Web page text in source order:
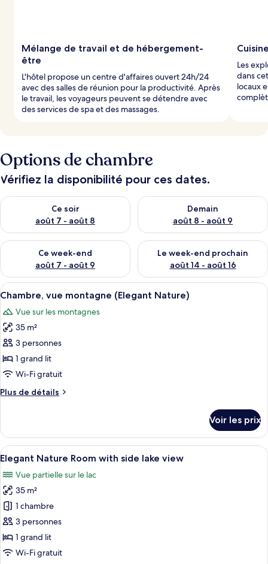
v
Mélange de travail et de hébergement-
être
L'hôtel propose un centre d'affaires ouvert 24h/24
avec des salles de réunion pour la productivité. Après
le travail, les voyageurs peuvent se détendre avec
des services de spa et des massages.
Les
dans
locaux
Options de chambre
Vérifiez la disponibilité pour ces dates.
Ce soir
août 7 - août 8
Vérifier la disponibilité pour ce soir août 7 - août 8
Demain
août 8 - août 9
Vérifier la disponibilité pour
Ce week-end
août 7 - août 9
Vérifier la disponibilité pour ce week-end août 7 - août 9
Le week-end prochain
août 14 - août 16
Vérifier la disponibilité pour
Afficher
toutes
les
photos
pour
ce
type
chambre :
montagne
(Elegant
Nature)
Une chambre d’hôtel avec un lit,
6
Chambre, vue montagne (Elegant Nature)
Vue sur les montagnes
35 m²
3 personnes
1 grand lit
Wi-Fi gratuit
Plus de détails
Plus
le
type
de
chambre
Chambre,
vue
montagne
(Elegant
Nature)
Voir les prix
Afficher
toutes
les
photos
pour
ce
type
de
Une chambre d’hôtel avec un
5
Elegant Nature Room with side lake view
Vue partielle sur le lac
35 m²
1 chambre
3 personnes
1 grand lit
Wi-Fi gratuit